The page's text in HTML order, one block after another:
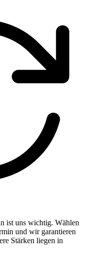
ist uns wichtig. Wählen
und wir garantieren
Stärken liegen in